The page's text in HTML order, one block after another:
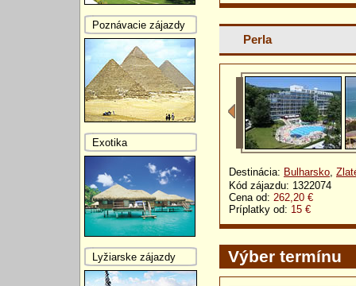
Perla
Destinácia: Bulharsko,
Kód zájazdu: 1322074
Cena od: 262,20 €
Príplatky od: 15 €
Výber termínu
Poznávacie zájazdy
Exotika
Lyžiarske zájazdy